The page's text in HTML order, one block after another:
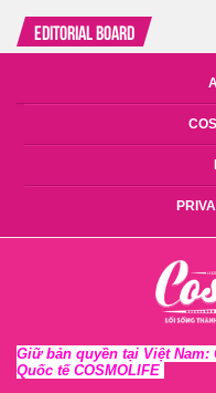
Editorial Board
Giữ bản quyền tại Việt Nam:
Quốc tế COSMOLIFE